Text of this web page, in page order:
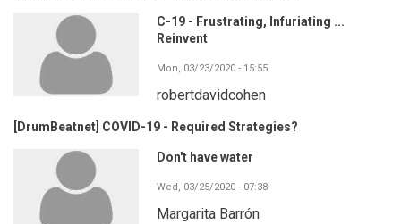
C-19 - Frustrating, Infuriating ...
Reinvent
Mon, 03/23/2020 - 15:55
robertdavidcohen
[DrumBeatnet] COVID-19 - Required Strategies?
Don't have water
Wed, 03/25/2020 - 07:38
Margarita Barrón